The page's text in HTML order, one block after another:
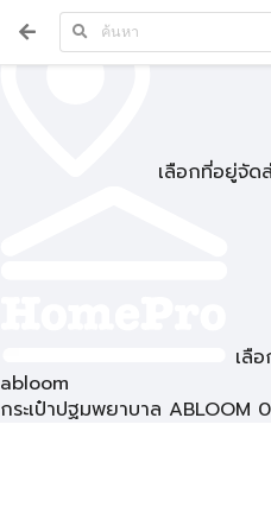
เลือกที่อยู่จัด
เลื
abloom
กระเป๋าปฐมพยาบาล